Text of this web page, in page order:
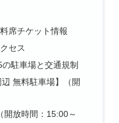
席チケット情報
セス
駐車場と交通規制
辺 無料駐車場】（開
開放時間：15:00～